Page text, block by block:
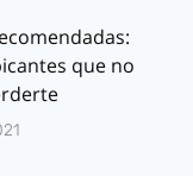
que no